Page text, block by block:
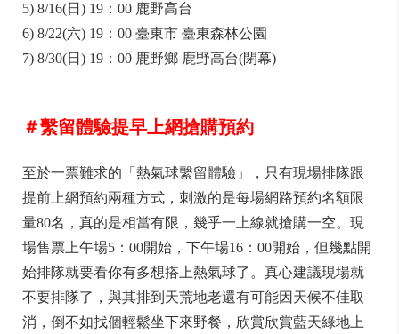
5) 8/16(日) 19 ：00 鹿野高台
6) 8/22(六) 19：00 臺東市 臺東森林公園
7) 8/30(日) 19：00 鹿野鄉 鹿野高台(閉幕)
＃繫留體驗提早上網搶購預約
至於一票難求的「熱氣球繫留體驗」，只有現場排隊跟
提前上網預約兩種方式，刺激的是每場網路預約名額限
量80名，真的是相當有限，幾乎一上線就搶購一空。現
場售票上午場5：00開始，下午場16：00開始，但幾點開
始排隊就要看你有多想搭上熱氣球了。真心建議現場就
不要排隊了，與其排到天荒地老還有可能因天候不佳取
消，倒不如找個輕鬆坐下來野餐，欣賞欣賞藍天綠地上